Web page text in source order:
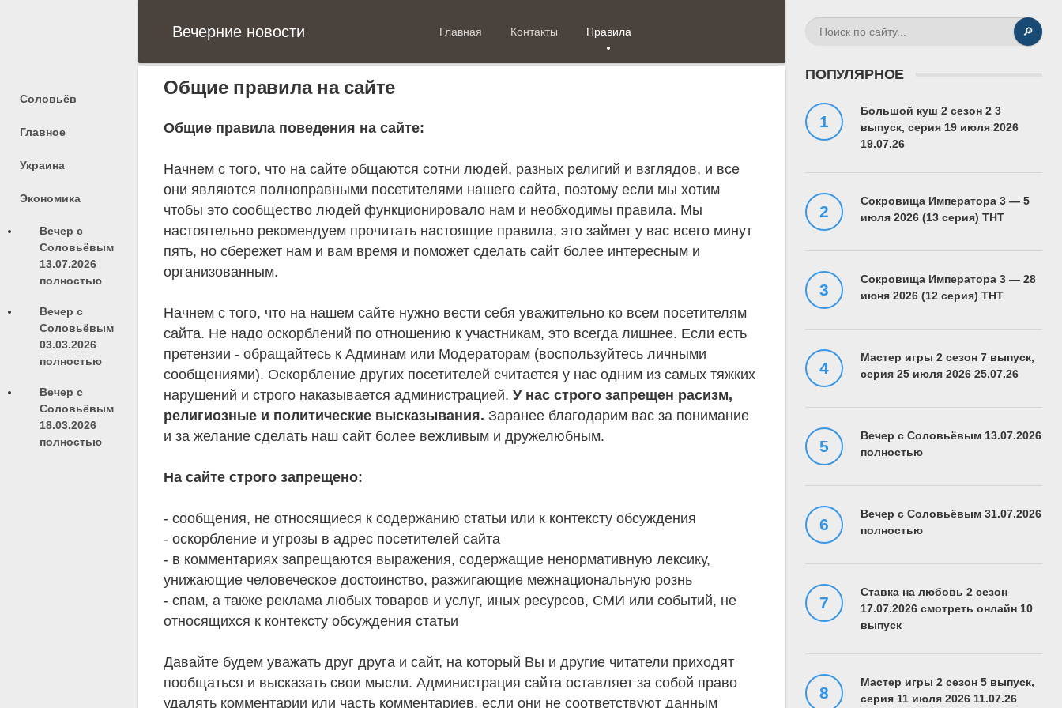
🔎
Вечерние новости Главная Контакты Правила
Соловьёв
Главное
Украина
Экономика
Вечер с
Соловьёвым
13.07.2026
полностью
Вечер с
Соловьёвым
03.03.2026
полностью
Вечер с
Соловьёвым
18.03.2026
полностью
Общие правила на сайте
Общие правила поведения на сайте:
Начнем с того, что на сайте общаются сотни людей, разных религий и взглядов, и все
они являются полноправными посетителями нашего сайта, поэтому если мы хотим
чтобы это сообщество людей функционировало нам и необходимы правила. Мы
настоятельно рекомендуем прочитать настоящие правила, это займет у вас всего минут
пять, но сбережет нам и вам время и поможет сделать сайт более интересным и
организованным.
Начнем с того, что на нашем сайте нужно вести себя уважительно ко всем посетителям
сайта. Не надо оскорблений по отношению к участникам, это всегда лишнее. Если есть
претензии - обращайтесь к Админам или Модераторам (воспользуйтесь личными
сообщениями). Оскорбление других посетителей считается у нас одним из самых тяжких
нарушений и строго наказывается администрацией.У нас строго запрещен расизм,
религиозные и политические высказывания. Заранее благодарим вас за понимание
и за желание сделать наш сайт более вежливым и дружелюбным.
На сайте строго запрещено:
- сообщения, не относящиеся к содержанию статьи или к контексту обсуждения
- оскорбление и угрозы в адрес посетителей сайта
- в комментариях запрещаются выражения, содержащие ненормативную лексику,
унижающие человеческое достоинство, разжигающие межнациональную рознь
- спам, а также реклама любых товаров и услуг, иных ресурсов, СМИ или событий, не
относящихся к контексту обсуждения статьи
Давайте будем уважать друг друга и сайт, на который Вы и другие читатели приходят
пообщаться и высказать свои мысли. Администрация сайта оставляет за собой право
удалять комментарии или часть комментариев, если они не соответствуют данным
ПОПУЛЯРНОЕ
Большой куш 2 сезон 2 3
выпуск, серия 19 июля 2026
19.07.26
Сокровища Императора 3 — 5
июля 2026 (13 серия) ТНТ
Сокровища Императора 3 — 28
июня 2026 (12 серия) ТНТ
Мастер игры 2 сезон 7 выпуск,
серия 25 июля 2026 25.07.26
Вечер с Соловьёвым 13.07.2026
полностью
Вечер с Соловьёвым 31.07.2026
полностью
Ставка на любовь 2 сезон
17.07.2026 смотреть онлайн 10
выпуск
Мастер игры 2 сезон 5 выпуск,
серия 11 июля 2026 11.07.26